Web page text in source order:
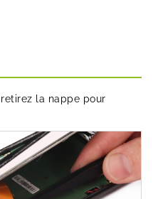
, retirez la nappe pour